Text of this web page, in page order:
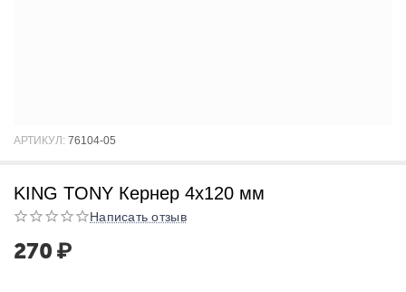
АРТИКУЛ: 76104-05
KING TONY Кернер 4x120 мм
Написать отзыв
270 ₽